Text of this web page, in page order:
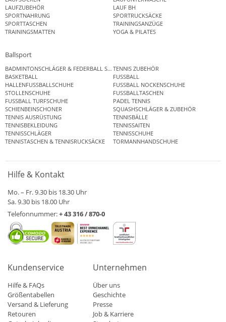
LAUFZUBEHÖR
LAUF BH
SPORTNAHRUNG
SPORTRUCKSÄCKE
SPORTTASCHEN
TRAININGSANZÜGE
TRAININGSMATTEN
YOGA & PILATES
Ballsport
BADMINTONSCHLÄGER & FEDERBALL SETSTENNIS ZUBEHÖR
BASKETBALL
FUSSBALL
HALLENFUSSBALLSCHUHE
FUSSBALL NOCKENSCHUHE
STOLLENSCHUHE
FUSSBALLTASCHEN
FUSSBALL TURFSCHUHE
PADEL TENNIS
SCHIENBEINSCHONER
SQUASHSCHLÄGER & ZUBEHÖR
TENNIS AUSRÜSTUNG
TENNISBÄLLE
TENNISBEKLEIDUNG
TENNISSAITEN
TENNISSCHLÄGER
TENNISSCHUHE
TENNISTASCHEN & TENNISRUCKSÄCKE
TORMANNHANDSCHUHE
Hilfe & Kontakt
Mo. – Fr. 9.30 bis 18.30 Uhr
Sa. 9.30 bis 18.00 Uhr
Telefonnummer:+ 43 316 / 870-0
Kundenservice
Hilfe & FAQs
Größentabellen
Versand & Lieferung
Retouren
Unternehmen
Über uns
Geschichte
Presse
Job & Karriere